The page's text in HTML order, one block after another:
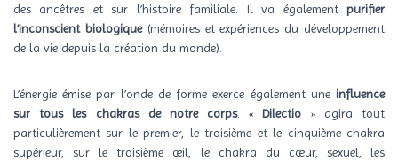
des ancêtres et sur l’histoire familiale. Il va également purifier
l’inconscient biologique(mémoires et expériences du développement
de la vie depuis la création du monde).
L’énergie émise par l’onde de forme exerce également une influence
sur tous les chakras de notre corps. « Dilectio » agira tout
particulièrement sur le premier, le troisième et le cinquième chakra
supérieur, sur le troisième œil, le chakra du cœur, sexuel, les